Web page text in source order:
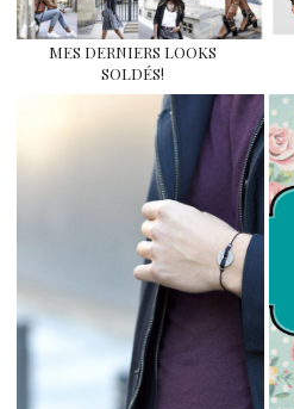
MES DERNIERS LOOKS
SOLDÉS!